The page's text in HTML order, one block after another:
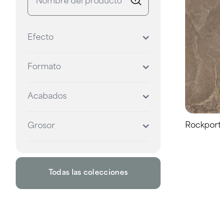
Efecto
Formato
Acabados
Grosor
Todas las colecciones